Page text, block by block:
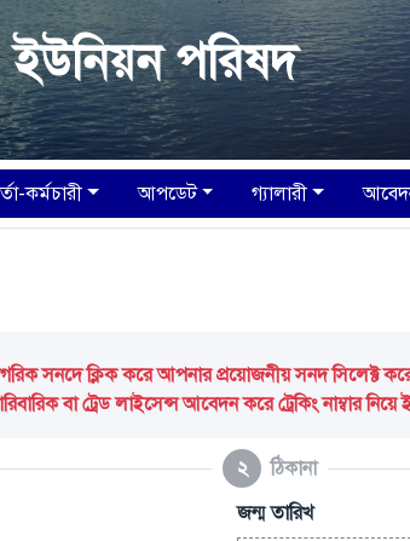
ইউনিয়ন পরিষদ
কর্মচারী আপডেট গ্যালারী
সনদে ক্লিক করে আপনার প্রয়োজনীয় সনদ সিলেক্ট করে
বা ট্রেড লাইসেন্স আবেদন করে ট্রেকিং নাম্বার
২ ঠিকানা
জন্ম তারিখ